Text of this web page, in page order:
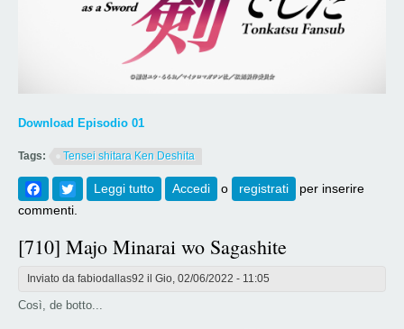
Download Episodio 01
Tags: Tensei shitara Ken Deshita
Facebook
Twitter
Leggi tutto su [714] Tensei shitara Ken Deshita
Episodio 01
Accedi o registrati
per inserire
commenti.
[710] Majo Minarai wo Sagashite
Inviato da fabiodallas92 il Gio, 02/06/2022 - 11:05
Così, de botto...